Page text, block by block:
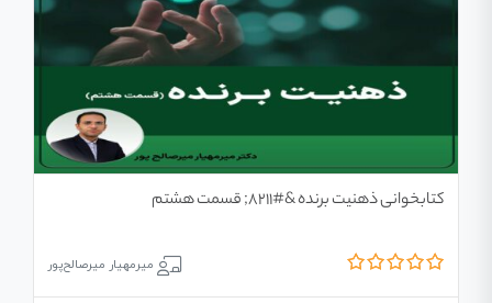
کتابخوانی ذهنیت برنده &#۸۲۱۱; قسمت هشتم
میرمهیار میرصالح‌پور